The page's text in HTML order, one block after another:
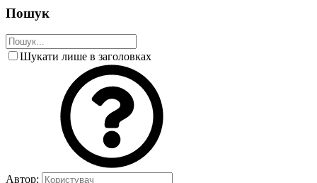
Пошук
Шукати лише в заголовках
Автор: